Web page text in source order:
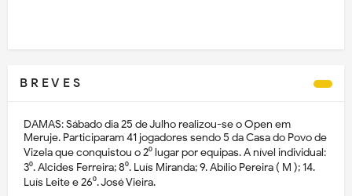
B R E V E S
DAMAS: Sábado dia 25 de Julho realizou-se o Open em
Meruje. Participaram 41 jogadores sendo 5 da Casa do Povo de
Vizela que conquistou o 2⁰ lugar por equipas. A nível individual:
3⁰. Alcides Ferreira; 8⁰. Luís Miranda; 9. Abílio Pereira ( M ); 14.
Luís Leite e 26⁰. José Vieira.